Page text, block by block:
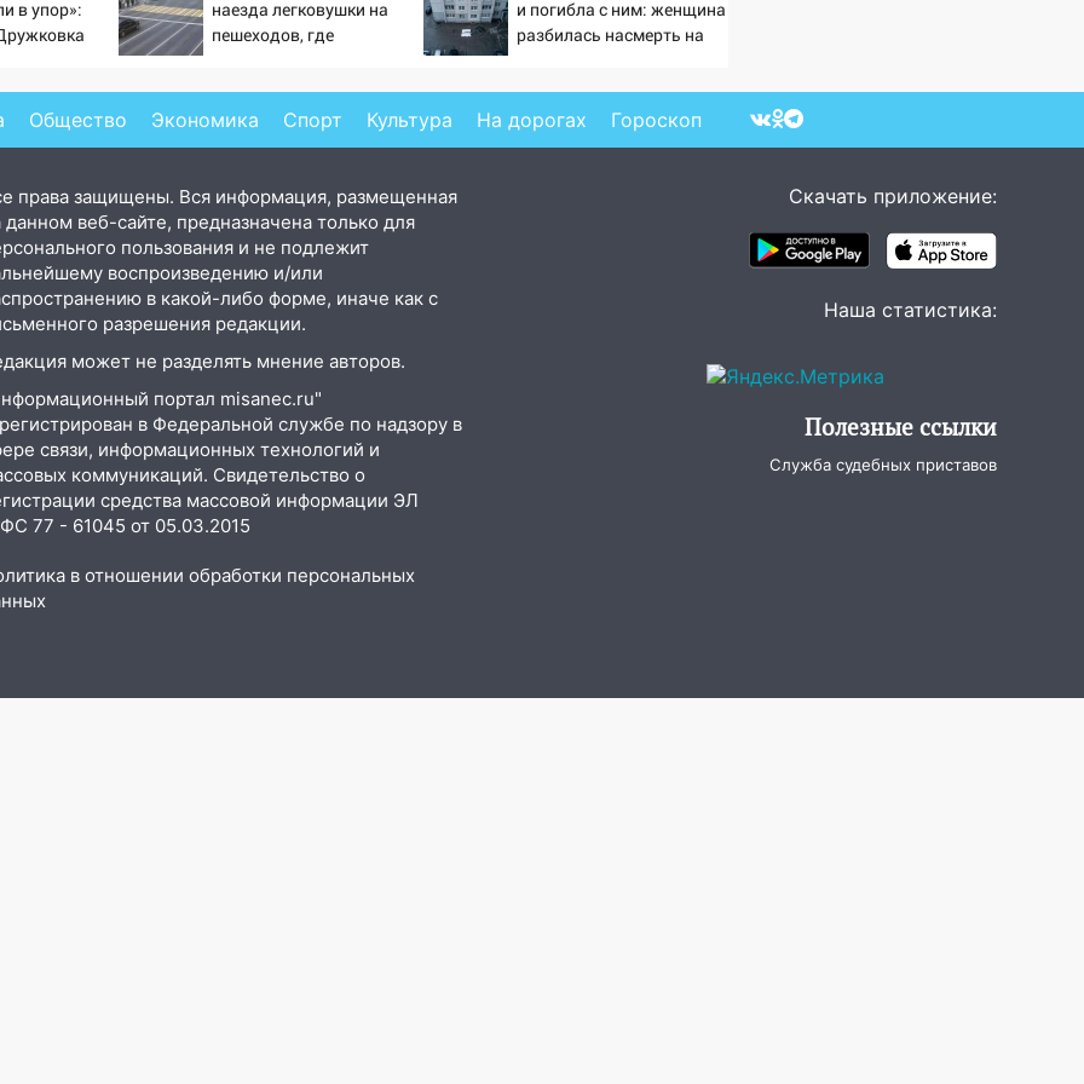
в упор»:
наезда легковушки на
пешеходов, где
06/08/2026 – Новости
и погибла с ним: женщина
разбилась насмерть на
Общество Экономика Спорт Культура На дорогах Гороскоп
права защищены. Вся информация, размещенная
данном веб-сайте, предназначена только для
пользования и не подлежит
воспроизведению и/или
в какой-либо форме, иначе как с
разрешения редакции.
может не разделять мнение авторов.
портал misanec.ru"
в Федеральной службе по надзору в
связи, информационных технологий и
коммуникаций. Свидетельство о
средства массовой информации ЭЛ
77 - 61045 от 05.03.2015
в отношении обработки персональных
Скачать приложение:
Наша статистика:
Полезные ссылки
Служба судебных приставов